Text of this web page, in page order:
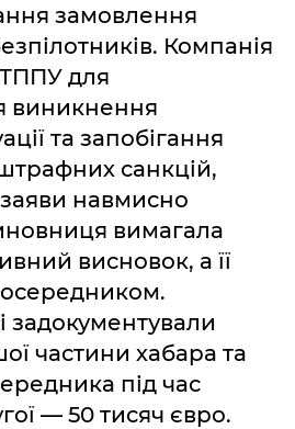
замовлення
Компанія
для
виникнення
та запобігання
санкцій,
навмисно
вимагала
висновок, а її
задокументували
частини хабара та
під час
— 50 тисяч євро.